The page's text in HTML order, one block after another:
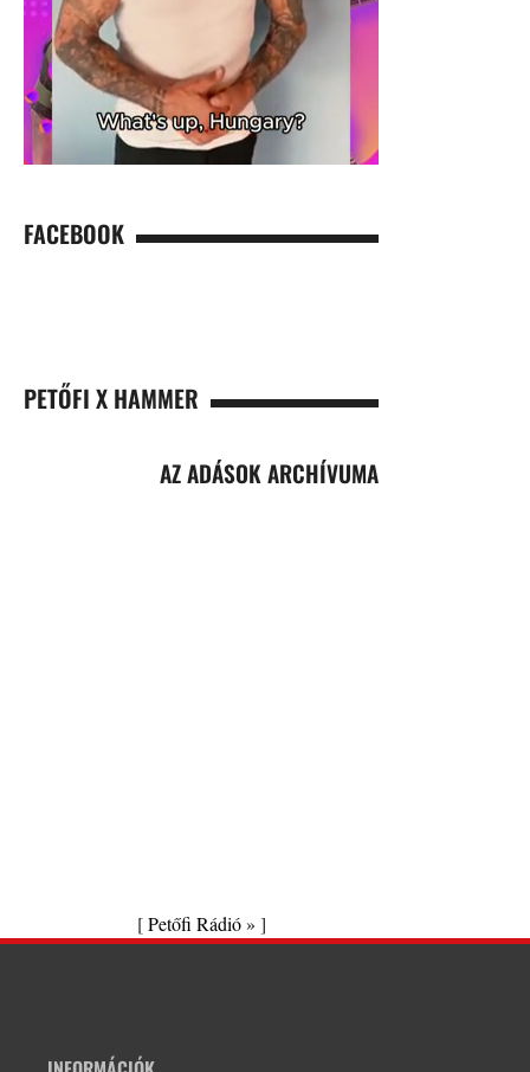
FACEBOOK
PETŐFI X HAMMER
AZ ADÁSOK ARCHÍVUMA
[Petőfi Rádió » ]